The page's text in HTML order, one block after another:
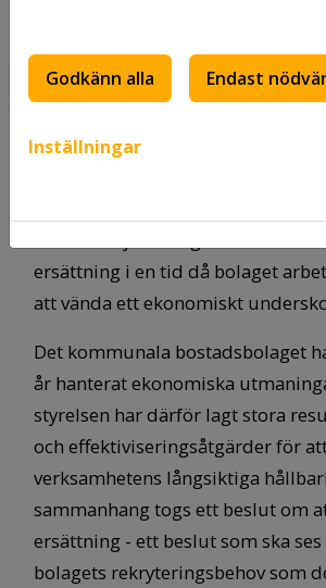
Tierpsbyggen fortsätter arbetet
ekonomi – styrelsens beslut om
ersättning i en tid då bolaget
att vända ett ekonomiskt
Det kommunala bostadsbolaget
år hanterat ekonomiska
styrelsen har därför lagt stora
och effektiviseringsåtgärder för
verksamhetens långsiktiga
sammanhang togs ett beslut om
ersättning - ett beslut som ska ses
bolagets rekryteringsbehov som
Godkänn alla Endast
Inställningar